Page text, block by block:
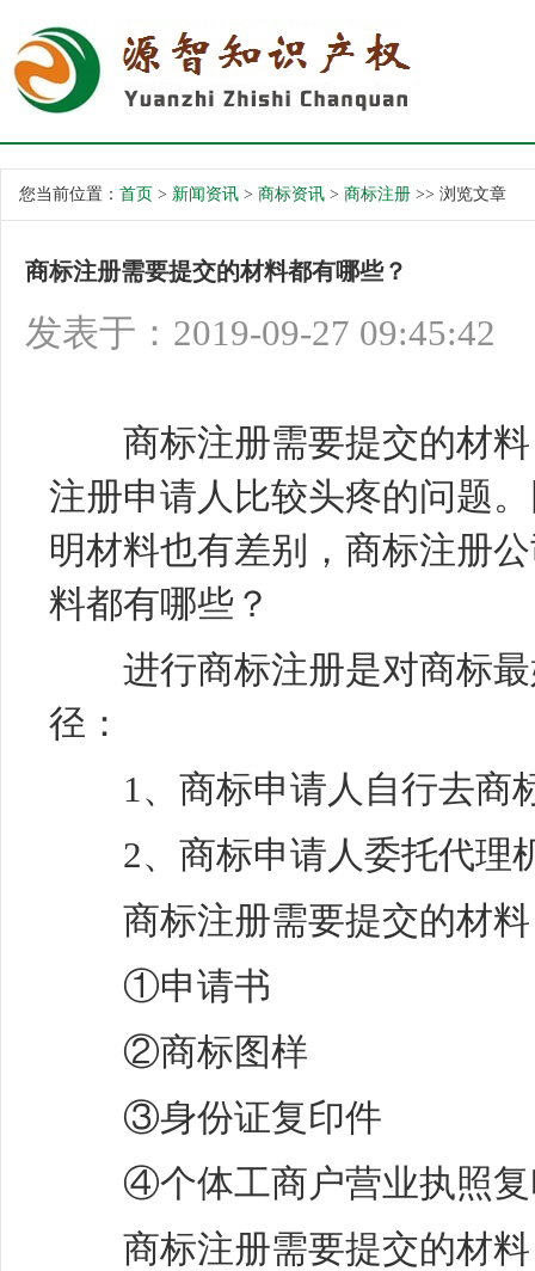
您当前位置： 首页 > 新闻资讯 > 商标资讯 > 商标注册 >> 浏览文章
商标注册需要提交的材料都有哪些？
发表于：2019-09-27 09:45:42
商标注册需要提交的材料
注册申请人比较头疼的问题
明材料也有差别，商标注册
料都有哪些？
进行商标注册是对商标最
径：
1、商标申请人自行去商
2、商标申请人委托代理
商标注册需要提交的材料
①申请书
②商标图样
③身份证复印件
④个体工商户营业执照复
商标注册需要提交的材料